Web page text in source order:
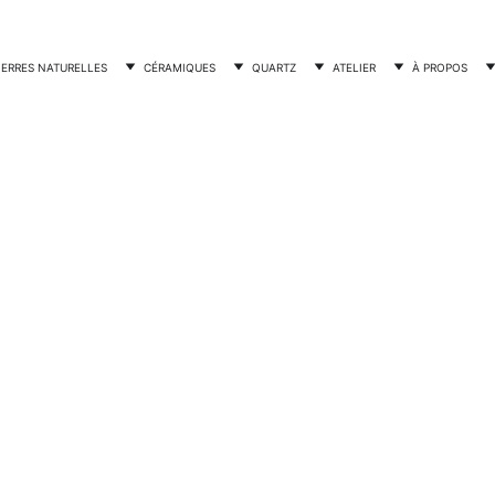
NATURELLES CÉRAMIQUES QUARTZ ATELIER À PROPOS